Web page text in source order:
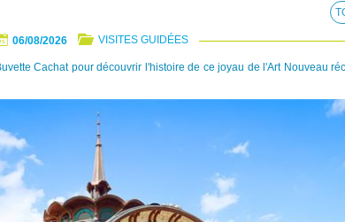
06/08/2026 VISITES GUIDÉES
Cachat pour découvrir l'histoire de ce joyau de l'Art Nouveau